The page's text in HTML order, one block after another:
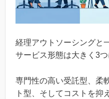
経理アウトソーシングと
サービス形態は大きく3つ
専門性の高い受託型、柔
ト型、そしてコストを抑